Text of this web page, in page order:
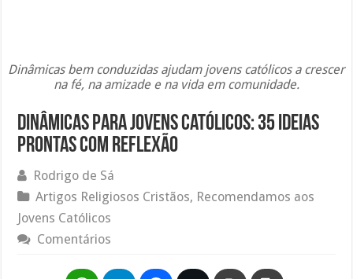
Dinâmicas bem conduzidas ajudam jovens católicos a crescer
na fé, na amizade e na vida em comunidade.
Dinâmicas Para Jovens Católicos: 35 Ideias
Prontas Com Reflexão
Rodrigo de Sá
Artigos Religiosos Cristãos, Recomendamos aos
Jovens Católicos
Comentários